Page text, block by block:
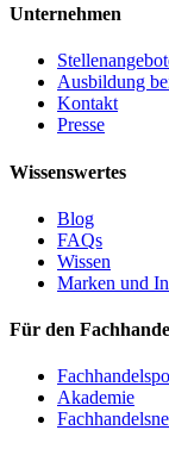
Unternehmen
Ausbildung
Kontakt
Presse
Wissenswertes
Blog
FAQs
Wissen
Marken und
Für den
Akademie